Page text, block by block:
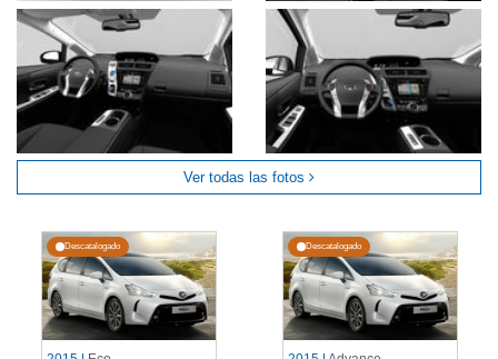
Ver todas las fotos
Descatalogado Descatalogado